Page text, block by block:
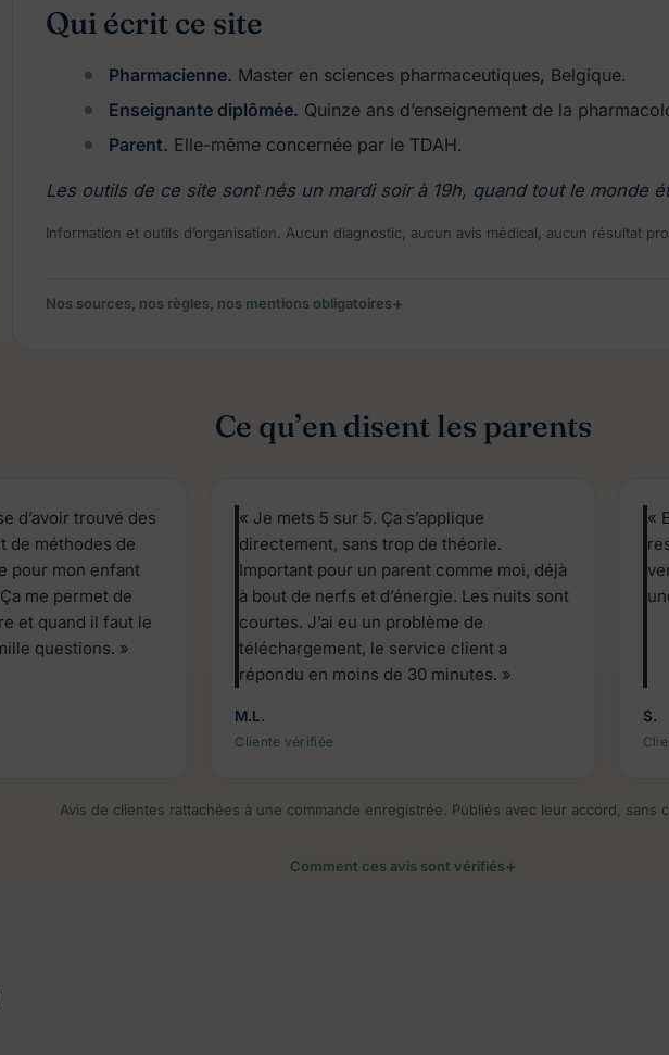
Qui écrit ce site
Pharmacienne. Master en sciences pharmaceutiques, Belgique.
Enseignante diplômée. Quinze ans d’enseignement de la
Parent. Elle-même concernée par le TDAH.
Les outils de ce site sont nés un mardi soir à 19h, quand tout le monde
Information et outils d’organisation. Aucun diagnostic, aucun avis médical, aucun résultat
Nos sources, nos règles, nos mentions obligatoires
Ce qu’en disent les parents
d’avoir trouvé des
de méthodes de
pour mon enfant
me permet de
et quand il faut le
questions. »
« Je mets 5 sur 5. Ça s’applique
directement, sans trop de théorie.
Important pour un parent comme moi, déjà
à bout de nerfs et d’énergie. Les nuits sont
courtes. J’ai eu un problème de
téléchargement, le service client a
répondu en moins de 30 minutes. »
M.L.
Cliente vérifiée
«
S.
Avis de clientes rattachées à une commande enregistrée. Publiés avec leur accord, sans
Comment ces avis sont vérifiés